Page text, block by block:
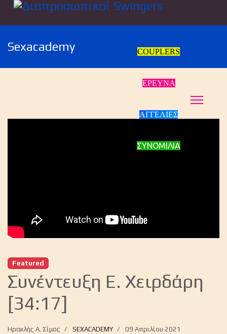
COUPLERS
ΕΡΕΥΝΑ
ΑΓΓΕΛΙΕΣ
ΣΥΝΟΜΙΛΙΑ
Sexacademy
Featured
Συνέντευξη Ε. Χειρδάρη
[34:17]
Ηρακλής Α. Σίμος SEXACADEMY
09 Απριλίου 2021